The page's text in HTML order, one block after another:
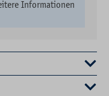
Informationen